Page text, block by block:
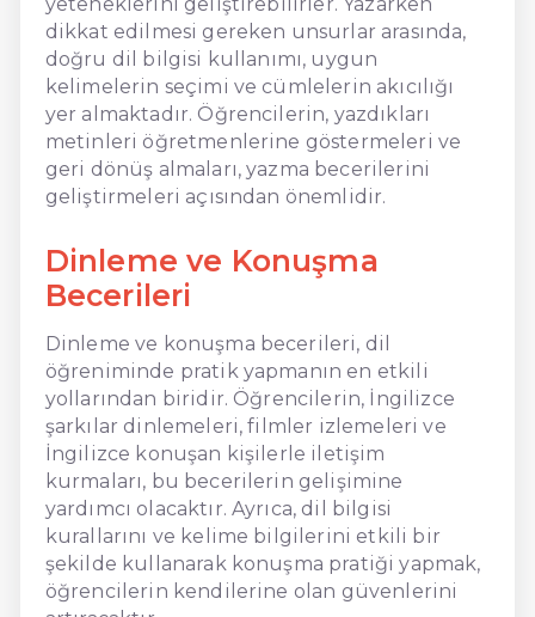
dikkat edilmesi gereken unsurlar arasında,
doğru dil bilgisi kullanımı, uygun
kelimelerin seçimi ve cümlelerin akıcılığı
yer almaktadır. Öğrencilerin, yazdıkları
metinleri öğretmenlerine göstermeleri ve
geri dönüş almaları, yazma becerilerini
geliştirmeleri açısından önemlidir.
Dinleme ve Konuşma
Becerileri
Dinleme ve konuşma becerileri, dil
öğreniminde pratik yapmanın en etkili
yollarından biridir. Öğrencilerin, İngilizce
şarkılar dinlemeleri, filmler izlemeleri ve
İngilizce konuşan kişilerle iletişim
kurmaları, bu becerilerin gelişimine
yardımcı olacaktır. Ayrıca, dil bilgisi
kurallarını ve kelime bilgilerini etkili bir
şekilde kullanarak konuşma pratiği yapmak,
öğrencilerin kendilerine olan güvenlerini